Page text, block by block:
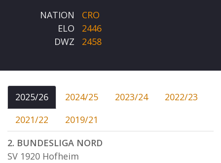
NATION
CRO
ELO
2446
DWZ
2458
2025/26 2024/25 2023/24
2022/23
2021/22
2019/21
2. BUNDESLIGA NORD
SV 1920 Hofheim